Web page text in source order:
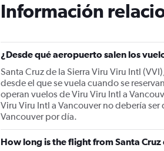
Información
¿Desde qué aeropuerto salen los
Santa Cruz de la Sierra Viru Viru Intl
desde el que se vuela cuando se
operan vuelos de Viru Viru Intl a
Viru Viru Intl a Vancouver no debería
Vancouver por día.
How long is the flight from Santa